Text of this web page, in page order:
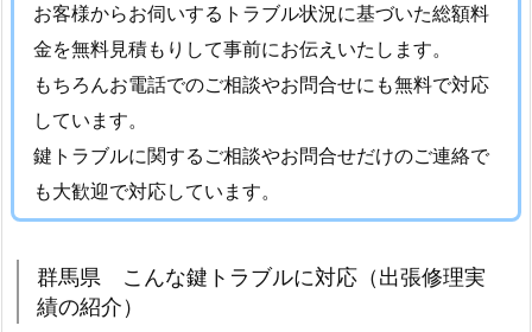
鍵
ト
ラ
ル
修
理
業
を
お
お客様からお伺いするトラブル状況に基づいた総額料
金を無料見積もりして事前にお伝えいたします。
もちろんお電話でのご相談やお問合せにも無料で対応
しています。
鍵トラブルに関するご相談やお問合せだけのご連絡で
も大歓迎で対応しています。
群馬県 こんな鍵トラブルに対応（出張修理実
績の紹介）